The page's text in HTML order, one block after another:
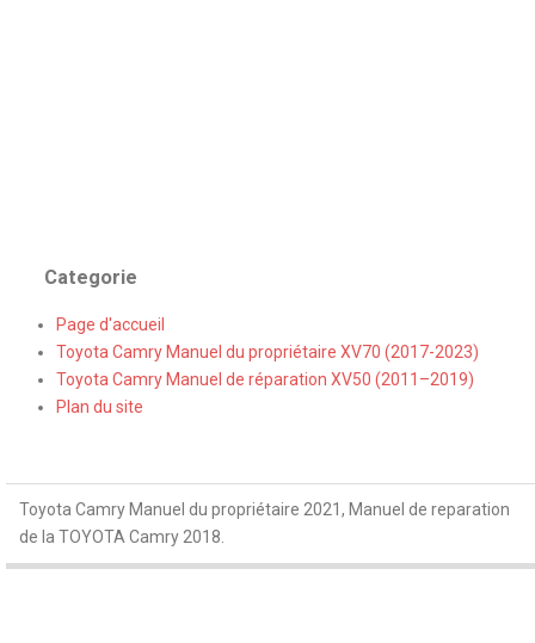
Categorie
Page d'accueil
Toyota Camry Manuel du propriétaire XV70 (2017-2023)
Toyota Camry Manuel de réparation XV50 (2011–2019)
Plan du site
Toyota Camry Manuel du propriétaire 2021, Manuel de reparation
de la TOYOTA Camry 2018.